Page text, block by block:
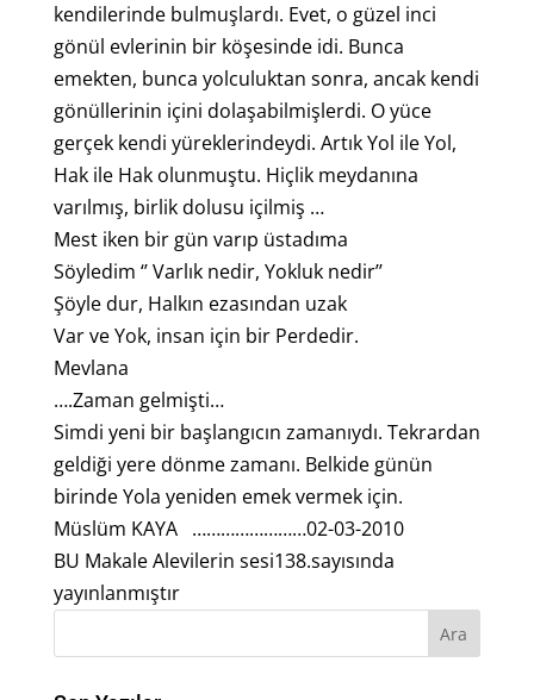
kendilerinde bulmuşlardı. Evet, o güzel inci
gönül evlerinin bir köşesinde idi. Bunca
emekten, bunca yolculuktan sonra, ancak kendi
gönüllerinin içini dolaşabilmişlerdi. O yüce
gerçek kendi yüreklerindeydi. Artık Yol ile Yol,
Hak ile Hak olunmuştu. Hiçlik meydanına
varılmış, birlik dolusu içilmiş …
Mest iken bir gün varıp üstadıma
Söyledim ‘’ Varlık nedir, Yokluk nedir’’
Şöyle dur, Halkın ezasından uzak
Var ve Yok, insan için bir Perdedir.
Mevlana
….Zaman gelmişti…
Simdi yeni bir başlangıcın zamanıydı. Tekrardan
geldiği yere dönme zamanı. Belkide günün
birinde Yola yeniden emek vermek için.
Müslüm KAYA ……………………02-03-2010
BU Makale Alevilerin sesi138.sayısında
yayınlanmıştır